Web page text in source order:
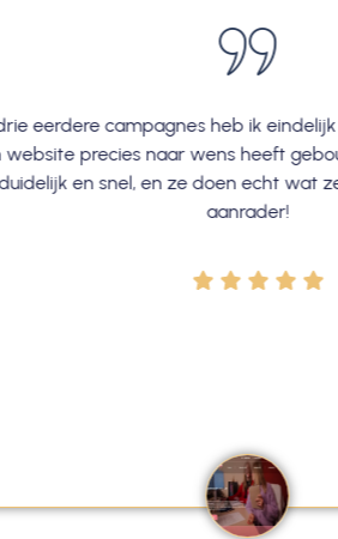
eerdere campagnes heb ik
website precies naar wens heeft
en snel, en ze doen echt wat
aanrader!